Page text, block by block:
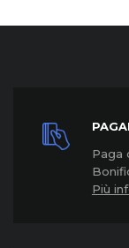
Paga
Più